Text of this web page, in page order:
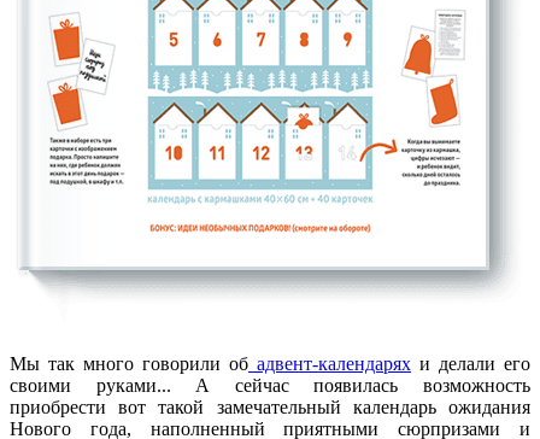
Мы так много говорили об адвент-календарях и делали его
своими руками... А сейчас появилась возможность
приобрести вот такой замечательный календарь ожидания
Нового года, наполненный приятными сюрпризами и